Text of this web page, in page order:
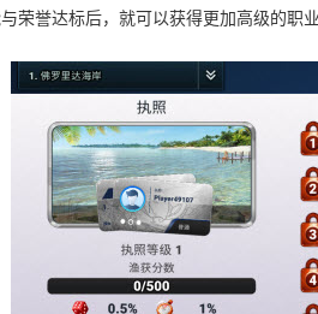
荣誉达标后，就可以获得更加高级的职